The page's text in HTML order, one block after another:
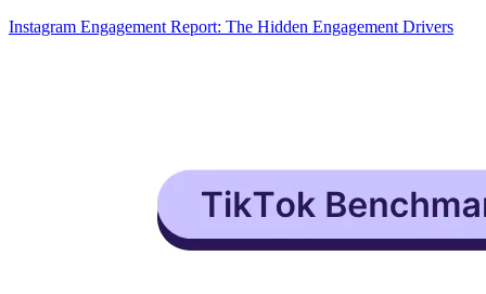
Instagram Engagement Report: The Hidden Engagement Drivers